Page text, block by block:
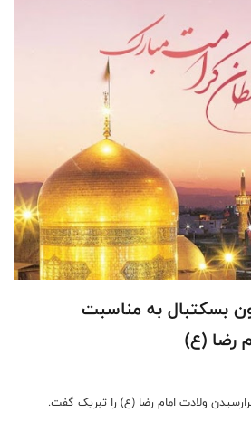
بسکتبال به مناسبت
رضا (ع)
ولادت امام رضا (ع) را تبریک گفت.